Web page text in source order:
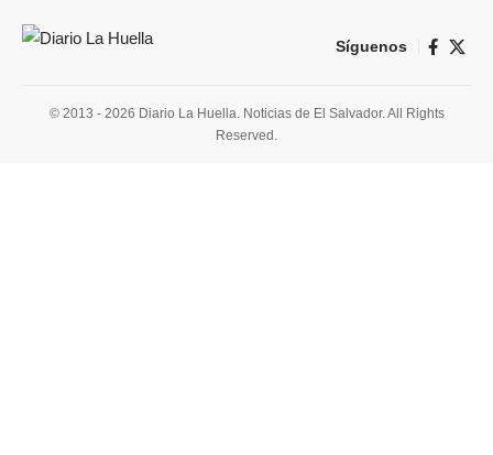
Síguenos
© 2013 - 2026 Diario La Huella. Noticias de El Salvador. All Rights
Reserved.